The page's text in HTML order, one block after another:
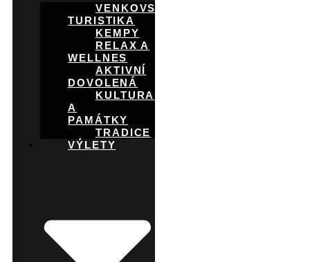
VENKOVSKÁ
TURISTIKA
KEMPY
RELAX A
WELLNES
AKTIVNÍ
DOVOLENÁ
KULTURA
A
PAMÁTKY
TRADICE
VÝLETY